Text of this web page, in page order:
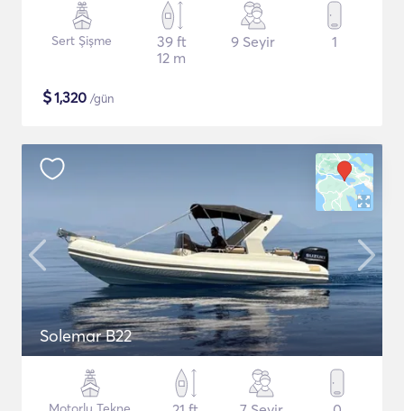
Sert Şişme
39 ft
12 m
9 Seyir 1
$1,320 /gün
Solemar B22